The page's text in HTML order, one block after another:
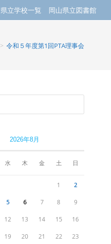
県立学校一覧 岡山県立図書館
> 令和５年度第1回PTA理事会
2026年8月
水 木 金 土 日
1 2
5 6 7 8 9
12 13 14 15 16
19 20 21 22 23